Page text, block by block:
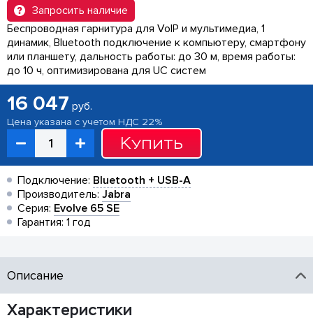
Запросить наличие
Беспроводная гарнитура для VoIP и мультимедиа, 1
динамик, Bluetooth подключение к компьютеру, смартфону
или планшету, дальность работы: до 30 м, время работы:
до 10 ч, оптимизирована для UC систем
16 047 руб.
Цена указана с учетом НДС 22%
Купить
Подключение: Bluetooth + USB-A
Производитель: Jabra
Серия: Evolve 65 SE
Гарантия: 1 год
Описание
Характеристики